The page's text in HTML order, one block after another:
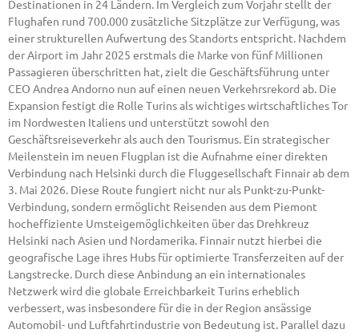
Destinationen in 24 Ländern. Im Vergleich zum Vorjahr stellt der
Flughafen rund 700.000 zusätzliche Sitzplätze zur Verfügung, was
einer strukturellen Aufwertung des Standorts entspricht. Nachdem
der Airport im Jahr 2025 erstmals die Marke von fünf Millionen
Passagieren überschritten hat, zielt die Geschäftsführung unter
CEO Andrea Andorno nun auf einen neuen Verkehrsrekord ab. Die
Expansion festigt die Rolle Turins als wichtiges wirtschaftliches Tor
im Nordwesten Italiens und unterstützt sowohl den
Geschäftsreiseverkehr als auch den Tourismus. Ein strategischer
Meilenstein im neuen Flugplan ist die Aufnahme einer direkten
Verbindung nach Helsinki durch die Fluggesellschaft Finnair ab dem
3. Mai 2026. Diese Route fungiert nicht nur als Punkt-zu-Punkt-
Verbindung, sondern ermöglicht Reisenden aus dem Piemont
hocheffiziente Umsteigemöglichkeiten über das Drehkreuz
Helsinki nach Asien und Nordamerika. Finnair nutzt hierbei die
geografische Lage ihres Hubs für optimierte Transferzeiten auf der
Langstrecke. Durch diese Anbindung an ein internationales
Netzwerk wird die globale Erreichbarkeit Turins erheblich
verbessert, was insbesondere für die in der Region ansässige
Automobil- und Luftfahrtindustrie von Bedeutung ist. Parallel dazu